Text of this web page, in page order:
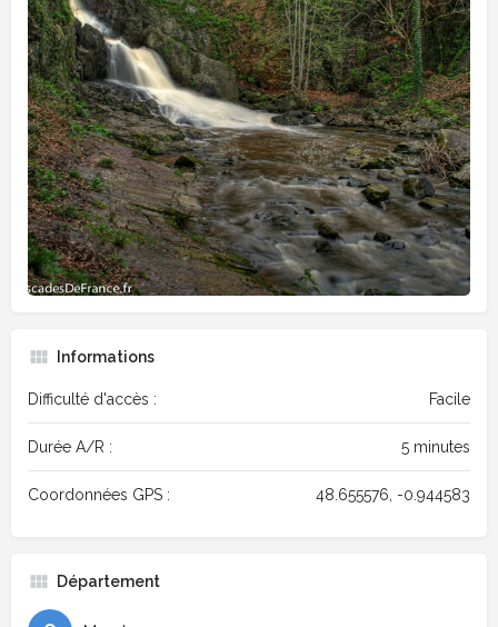
Informations
Difficulté d'accès : Facile
Durée A/R : 5 minutes
Coordonnées GPS : 48.655576, -0.944583
Département